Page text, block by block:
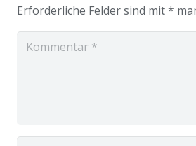
Erforderliche Felder sind mit*